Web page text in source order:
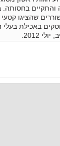
והתקיים בחסותה.
שהציגו קטעי
באכילת בעלי
2012.